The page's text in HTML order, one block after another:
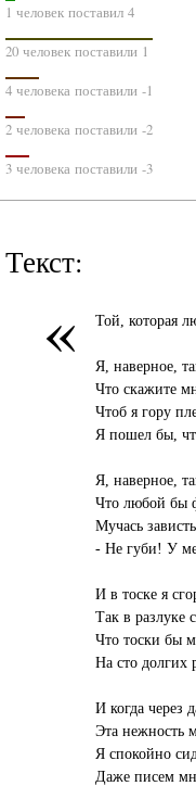
1 человек поставил 4
20 человек поставили 1
4 человека поставили -1
2 человека поставили -2
3 человека поставили -3
Текст:
« Той, которая
Я, наверное,
Что скажите
Чтоб я гору
Я пошел бы,
Я, наверное,
Что любой бы
Мучась
- Не губи! У
И в тоске я
Так в разлуке
Что тоски бы
На сто долгих
И когда через
Эта нежность
Я спокойно
Даже писем